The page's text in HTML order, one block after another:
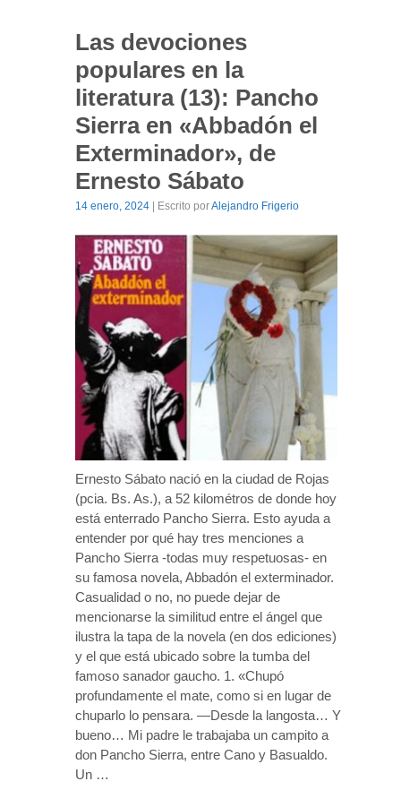
Las devociones
populares en la
literatura (13): Pancho
Sierra en «Abbadón el
Exterminador», de
Ernesto Sábato
14 enero, 2024 | Escrito porAlejandro Frigerio
Ernesto Sábato nació en la ciudad de Rojas
(pcia. Bs. As.), a 52 kilométros de donde hoy
está enterrado Pancho Sierra. Esto ayuda a
entender por qué hay tres menciones a
Pancho Sierra -todas muy respetuosas- en
su famosa novela, Abbadón el exterminador.
Casualidad o no, no puede dejar de
mencionarse la similitud entre el ángel que
ilustra la tapa de la novela (en dos ediciones)
y el que está ubicado sobre la tumba del
famoso sanador gaucho. 1. «Chupó
profundamente el mate, como si en lugar de
chuparlo lo pensara. —Desde la langosta… Y
bueno… Mi padre le trabajaba un campito a
don Pancho Sierra, entre Cano y Basualdo.
Un …